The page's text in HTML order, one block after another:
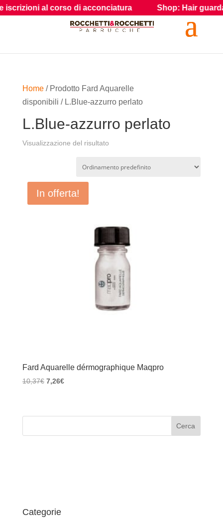
Home/ Prodotto Fard Aquarelle
disponibili / L.Blue-azzurro perlato
L.Blue-azzurro perlato
Visualizzazione del risultato
In offerta!
Fard Aquarelle dérmographique Maqpro
10,37€ Il
era:
7,26€Il
è:
Categorie
al corso di acconciatura Shop: Hair guarda i